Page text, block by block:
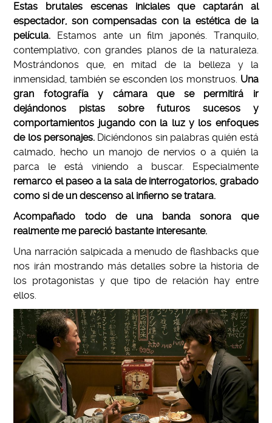
Estas brutales escenas iniciales que captarán al
espectador, son compensadas con la estética de la
película. Estamos ante un film japonés. Tranquilo,
contemplativo, con grandes planos de la naturaleza.
Mostrándonos que, en mitad de la belleza y la
inmensidad, también se esconden los monstruos. Una
gran fotografía y cámara que se permitirá ir
dejándonos pistas sobre futuros sucesos y
comportamientos jugando con la luz y los enfoques
de los personajes. Diciéndonos sin palabras quién está
calmado, hecho un manojo de nervios o a quién la
parca le está viniendo a buscar. Especialmente
remarco el paseo a la sala de interrogatorios, grabado
como si de un descenso al infierno se tratara.
Acompañado todo de una banda sonora que
realmente me pareció bastante interesante.
Una narración salpicada a menudo de flashbacks que
nos irán mostrando más detalles sobre la historia de
los protagonistas y que tipo de relación hay entre
ellos.